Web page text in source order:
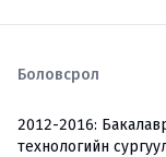
Боловсрол
2012-2016:
технологийн